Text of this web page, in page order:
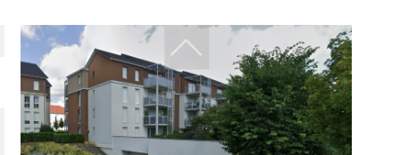
filtrer
réinitialiser les filtres